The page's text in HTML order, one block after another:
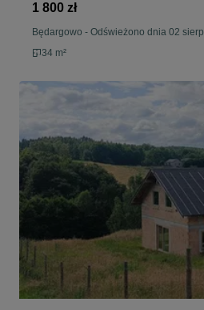
1 800 zł
Będargowo - Odświeżono dnia 02
34 m²